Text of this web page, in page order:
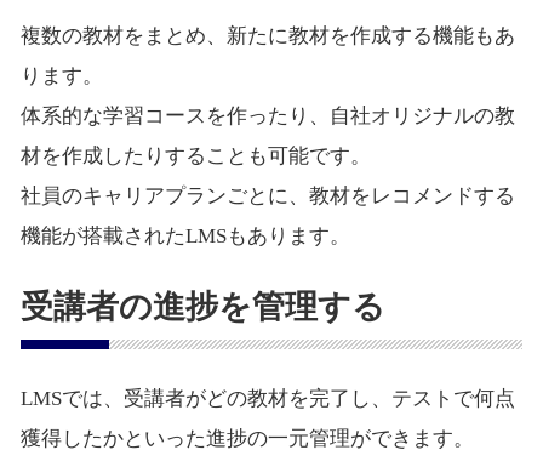
複数の教材をまとめ、新たに教材を作成する機能もあ
ります。
体系的な学習コースを作ったり、自社オリジナルの教
材を作成したりすることも可能です。
社員のキャリアプランごとに、教材をレコメンドする
機能が搭載されたLMSもあります。
受講者の進捗を管理する
LMSでは、受講者がどの教材を完了し、テストで何点
獲得したかといった進捗の一元管理ができます。